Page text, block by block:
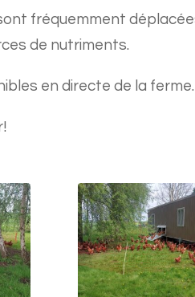
fréquemment
de nutriments.
en directe de la ferme.